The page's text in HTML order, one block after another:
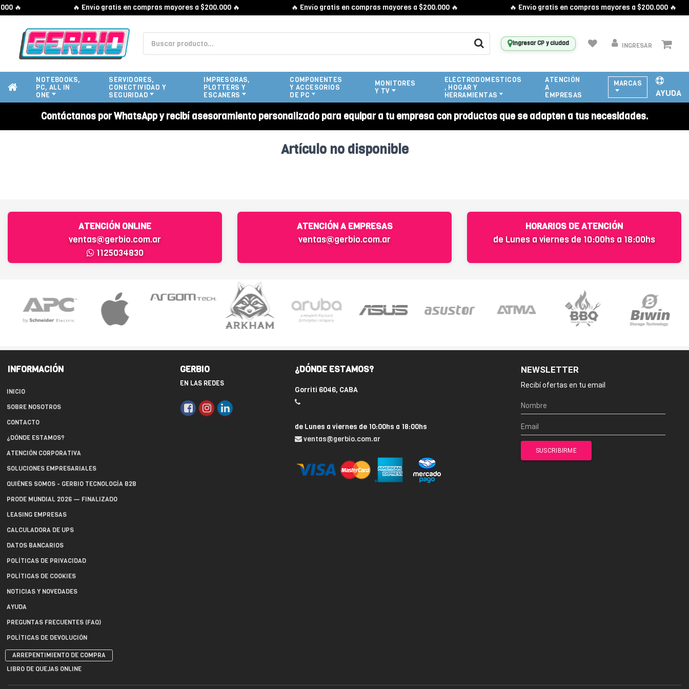
🔥 🔥 Envío gratis en compras mayores a $200.000 🔥 🔥 Envío gratis en compras mayores a $200.000 🔥 🔥 Envío gratis en compras mayores a $200.000 🔥
Ingresar CP y ciudad INGRESAR
NOTEBOOKS,
PC, ALL IN
ONE
SERVIDORES,
CONECTIVIDAD Y
SEGURIDAD
IMPRESORAS,
PLOTTERS Y
ESCANERS
COMPONENTES
Y ACCESORIOS
DE PC
MONITORES
Y TV
ELECTRODOMESTICOS
, HOGAR Y
HERRAMIENTAS
ATENCIÓN
A
EMPRESAS
MARCAS
AYUDA
Contáctanos por WhatsApp y recibí asesoramiento personalizado para equipar a tu empresa con productos que se adapten a tus necesidades.
Artículo no disponible
ATENCIÓN ONLINE
ventas@gerbio.com.ar
1125034830
ATENCIÓN A EMPRESAS
ventas@gerbio.com.ar
HORARIOS DE ATENCIÓN
de Lunes a viernes de 10:00hs a 18:00hs
INFORMACIÓN
INICIO
SOBRE NOSOTROS
CONTACTO
¿DÓNDE ESTAMOS?
ATENCIÓN CORPORATIVA
SOLUCIONES EMPRESARIALES
QUIÉNES SOMOS - GERBIO TECNOLOGÍA B2B
PRODE MUNDIAL 2026 — FINALIZADO
LEASING EMPRESAS
CALCULADORA DE UPS
DATOS BANCARIOS
POLÍTICAS DE PRIVACIDAD
POLÍTICAS DE COOKIES
NOTICIAS Y NOVEDADES
AYUDA
PREGUNTAS FRECUENTES (FAQ)
POLÍTICAS DE DEVOLUCIÓN
ARREPENTIMIENTO DE COMPRA
LIBRO DE QUEJAS ONLINE
GERBIO
EN LAS REDES
¿DÓNDE ESTAMOS?
Gorriti 6046, CABA
de Lunes a viernes de 10:00hs a 18:00hs
ventas@gerbio.com.ar
NEWSLETTER
Recibí ofertas en tu email